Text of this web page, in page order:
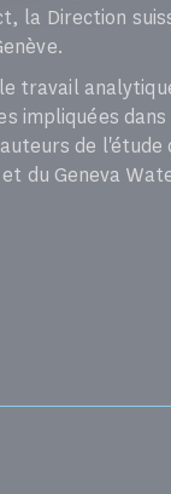
la Direction
travail
impliquées
de
du Geneva